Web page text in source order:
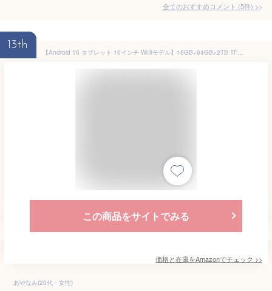
全てのおすすめコメント (5件) >
13th
【Android 15 タブレット 10インチ Wi-fiモデル】16GB+64GB+2TB TF拡張、T310 A75大コア tablet アンドロイド タブレットWidevineL1+GMS認証+Type-C充電+6000mAh、薄型軽量 1280*800 TDDI Incell IPS画面、WiFi6+BT5.0+OTG+画面分割+重力センシング+無線投影 日本語説明書 bmax I10S
この商品をサイトでみる
価格と在庫をAmazonでチェック >>
あやなみ(20代・女性)